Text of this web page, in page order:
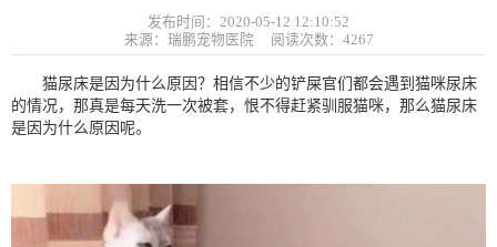
发布时间：2020-05-12 12:10:52
来源：瑞鹏宠物医院 阅读次数： 4267
猫尿床是因为什么原因？相信不少的铲屎官们都会遇到猫咪尿床
的情况，那真是每天洗一次被套，恨不得赶紧驯服猫咪，那么猫尿床
是因为什么原因呢。